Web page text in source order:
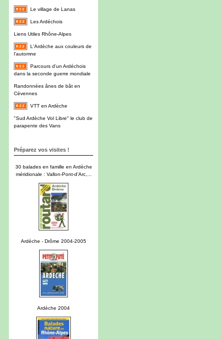
Le village de Lanas
Les Ardéchois
Liens Utiles Rhône-Alpes
L'Ardèche aux couleurs de
l'automne
Parcours d'un Ardéchois
dans la seconde guerre mondiale
Randonnées ânes de bât en
Cévennes
VTT en Ardèche
"Sud Ardèche Vol Libre" le club de
parapente des Vans
Préparez vos visites !
30 balades en famille en Ardèche
méridionale : Vallon-Pont-d'Arc,...
Ardèche - Drôme 2004-2005
Ardèche 2004